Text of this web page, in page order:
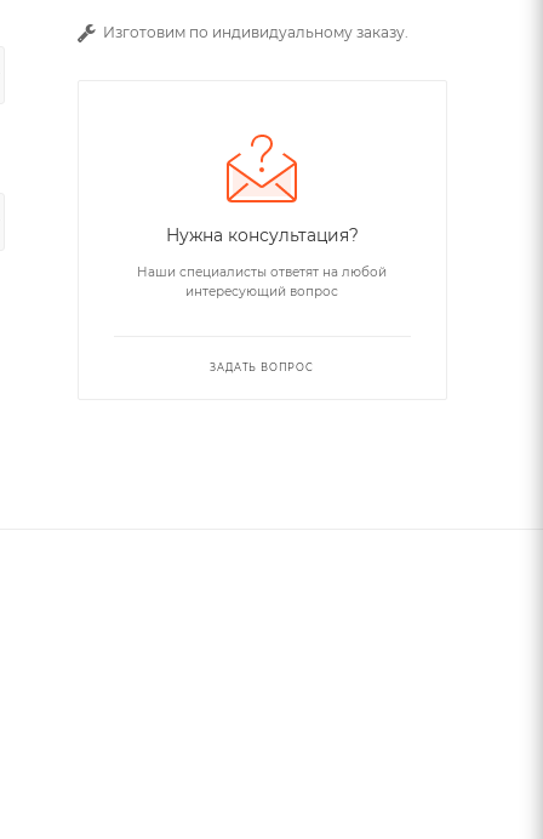
Изготовим по индивидуальному заказу.
Нужна консультация?
Наши специалисты ответят на любой
интересующий вопрос
ЗАДАТЬ ВОПРОС